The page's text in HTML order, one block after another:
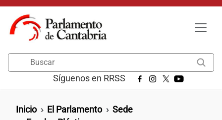
Pasar al contenido principal
Síguenos en RRSS
Ruta de navegación
Inicio El Parlamento
Sede